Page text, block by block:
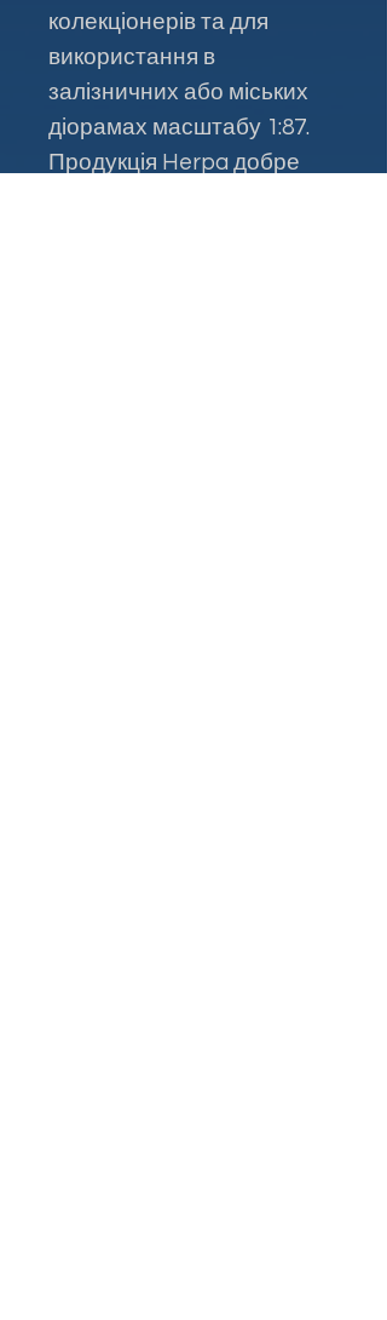
колекціонерів та для
використання в
залізничних або міських
діорамах масштабу 1:87.
Продукція Herpa добре